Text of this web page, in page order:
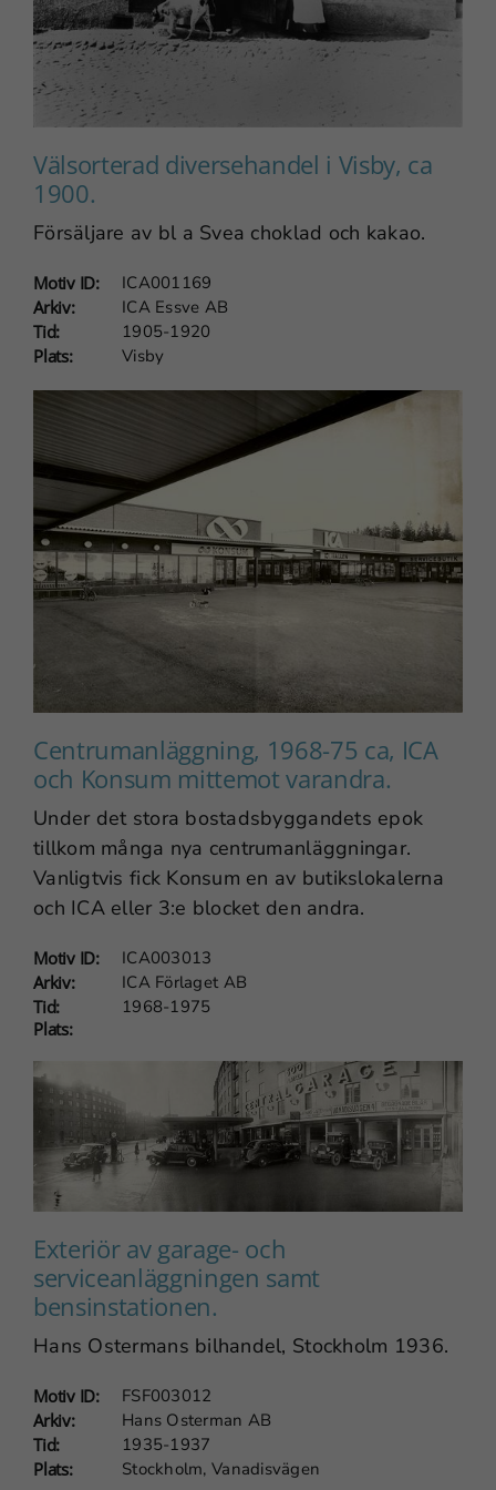
Välsorterad diversehandel i Visby, ca
1900.
Försäljare av bl a Svea choklad och kakao.
Motiv ID:
ICA001169
Arkiv:
ICA Essve AB
Tid:
1905-1920
Plats:
Visby
Centrumanläggning, 1968-75 ca, ICA
och Konsum mittemot varandra.
Under det stora bostadsbyggandets epok
tillkom många nya centrumanläggningar.
Vanligtvis fick Konsum en av butikslokalerna
och ICA eller 3:e blocket den andra.
Motiv ID:
ICA003013
Arkiv:
ICA Förlaget AB
Tid:
1968-1975
Plats:
Exteriör av garage- och
serviceanläggningen samt
bensinstationen.
Hans Ostermans bilhandel, Stockholm 1936.
Motiv ID:
FSF003012
Arkiv:
Hans Osterman AB
Tid:
1935-1937
Plats:
Stockholm, Vanadisvägen
Nödvändiga
Dessa
inte att välja
över huvud